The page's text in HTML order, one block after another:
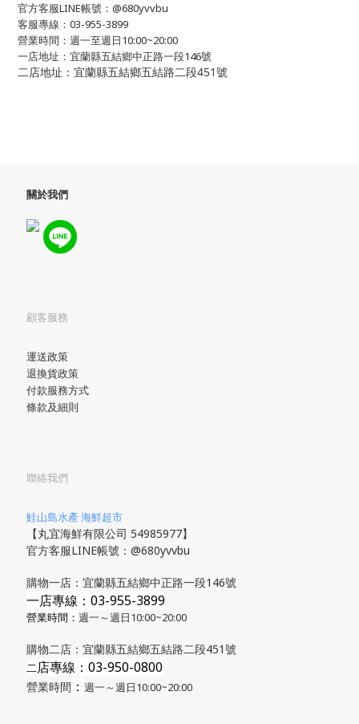
官方客服LINE帳號：@680yvvbu
客服專線：03-955-3899
營業時間：週一至週日10:00~20:00
一店地址：宜蘭縣五結鄉中正路一段146號
二店地址：宜蘭縣五結鄉五結路二段451號
關於我們
顧客服務
運送政策
退換貨政策
付款服務方式
條款及細則
聯絡我們
鮭山島水產 海鮮超市
【丸宜海鮮有限公司 54985977】
官方客服LINE帳號：@680yvvbu
購物一店：宜蘭縣五結鄉中正路一段146號
一店專線：03-955-3899
營業時間： 週一～週日10:00~20:00
購物二店：宜蘭縣五結鄉五結路二段451號
​二店專線 ：03-950-0800
營業時間 ： 週一～週日10:00~20:00